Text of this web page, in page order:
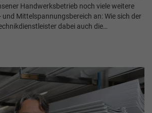
Handwerksbetrieb noch viele weitere
und Mittelspannungsbereich an: Wie sich der
dabei auch die…